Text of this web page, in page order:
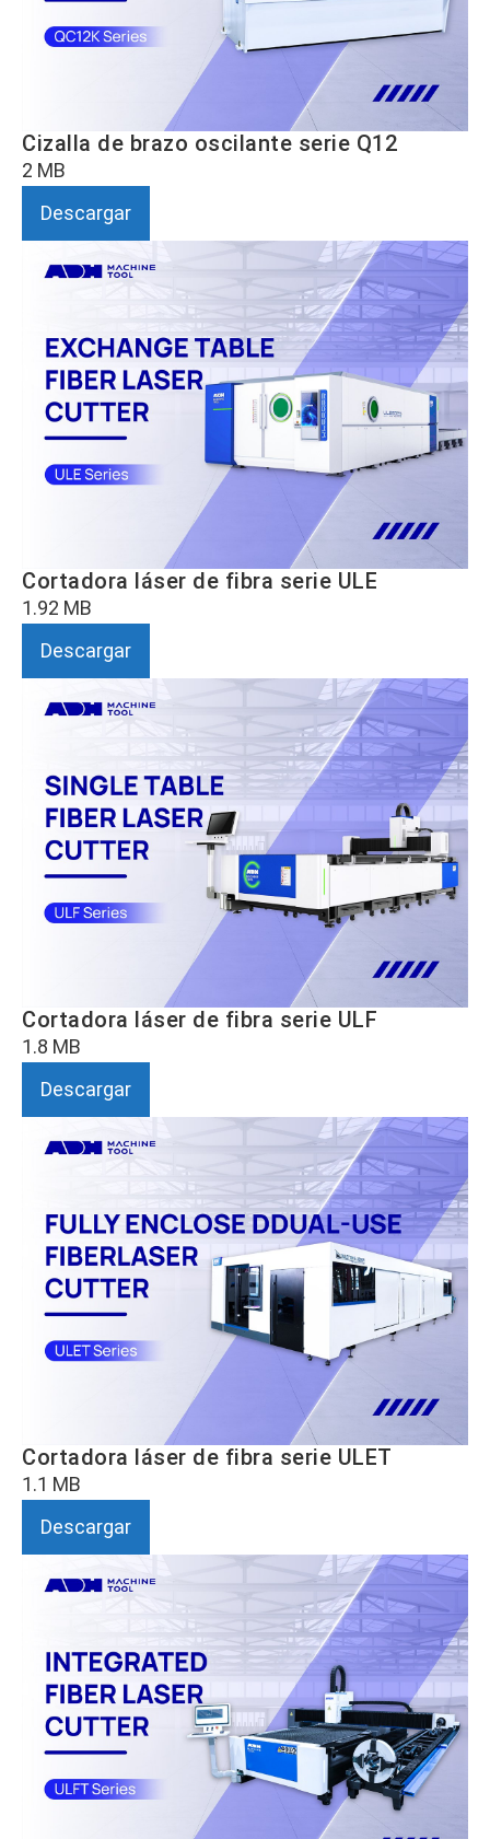
Cizalla de brazo oscilante serie Q12
2 MB
Descargar
Cortadora láser de fibra serie ULE
1.92 MB
Descargar
Cortadora láser de fibra serie ULF
1.8 MB
Descargar
Cortadora láser de fibra serie ULET
1.1 MB
Descargar